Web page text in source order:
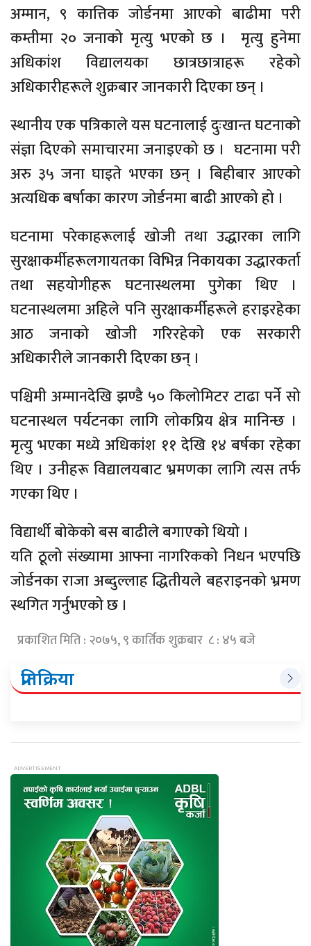
अम्मान, ९ कात्तिक जोर्डनमा आएको बाढीमा परी
कम्तीमा २० जनाको मृत्यु भएको छ । मृत्यु हुनेमा
अधिकांश विद्यालयका छात्रछात्राहरू रहेको
अधिकारीहरूले शुक्रबार जानकारी दिएका छन् ।
स्थानीय एक पत्रिकाले यस घटनालाई दुःखान्त घटनाको
संज्ञा दिएको समाचारमा जनाइएको छ । घटनामा परी
अरु ३५ जना घाइते भएका छन् । बिहीबार आएको
अत्यधिक बर्षाका कारण जोर्डनमा बाढी आएको हो ।
घटनामा परेकाहरूलाई खोजी तथा उद्धारका लागि
सुरक्षाकर्मीहरूलगायतका विभिन्न निकायका उद्धारकर्ता
तथा सहयोगीहरू घटनास्थलमा पुगेका थिए ।
घटनास्थलमा अहिले पनि सुरक्षाकर्मीहरूले हराइरहेका
आठ जनाको खोजी गरिरहेको एक सरकारी
अधिकारीले जानकारी दिएका छन् ।
पश्चिमी अम्मानदेखि झण्डै ५० किलोमिटर टाढा पर्ने सो
घटनास्थल पर्यटनका लागि लोकप्रिय क्षेत्र मानिन्छ ।
मृत्यु भएका मध्ये अधिकांश ११ देखि १४ बर्षका रहेका
थिए । उनीहरू विद्यालयबाट भ्रमणका लागि त्यस तर्फ
गएका थिए ।
विद्यार्थी बोकेको बस बाढीले बगाएको थियो ।
यति ठूलो संख्यामा आफ्ना नागरिकको निधन भएपछि
जोर्डनका राजा अब्दुल्लाह द्धितीयले बहराइनको भ्रमण
स्थगित गर्नुभएको छ ।
प्रकाशित मिति : २०७५, ९ कार्तिक शुक्रबार ८ : ४५ बजे
प्रतिक्रिया